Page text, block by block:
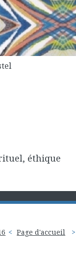
éthique
Page d'accueil